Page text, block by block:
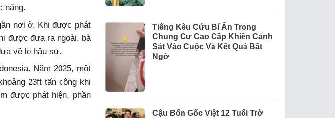
năng.
nơi ở. Khi được phát
được đưa ra ngoài, bà
về lo hậu sự.
Năm 2025, một
23ft tấn công khi
được phát hiện, phần
Tiếng Kêu Cứu Bí Ẩn Trong
Chung Cư Cao Cấp Khiến Cảnh
Sát Vào Cuộc Và Kết Quả Bất
Ngờ
Cậu Bổn Gốc Việt 12 Tuổi Trở